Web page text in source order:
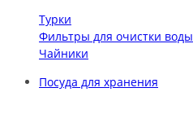
Турки
Фильтры для очистки воды
Чайники
Посуда для хранения